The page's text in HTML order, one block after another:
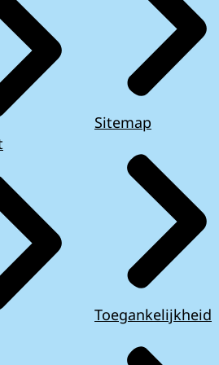
Sitemap
Toegankelijkheid